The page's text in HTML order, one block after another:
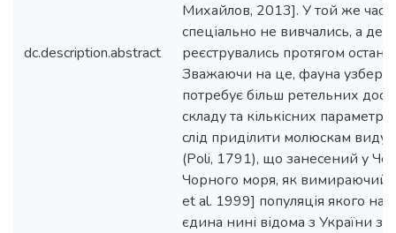
dc.description.abstract
Михайлов, 2013]. У той же час
спеціально не вивчались, а
реєструвались протягом
Зважаючи на це, фауна
потребує більш ретельних
складу та кількісних
слід приділити молюскам виду
(Poli, 1791), що занесений у
Чорного моря, як вимираючий
et al. 1999] популяція якого на
єдина нині відома з України